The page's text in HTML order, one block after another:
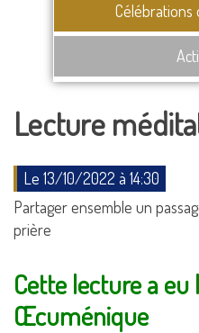
Célébrations
Lecture
Le 13/10/2022 à 14:30
Partager ensemble un
prière
Cette lecture a eu
Œcuménique